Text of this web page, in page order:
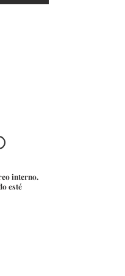
interno.
esté